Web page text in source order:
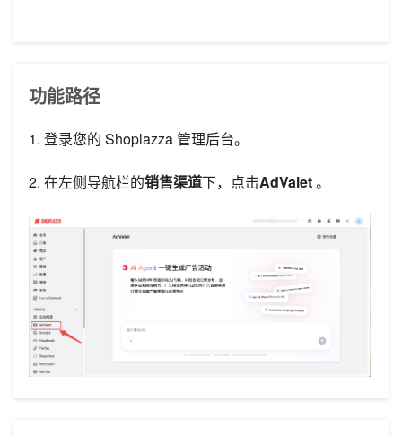
功能路径
1. 登录您的 Shoplazza 管理后台。
2. 在左侧导航栏的销售渠道下，点击AdValet。